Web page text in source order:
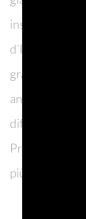
inserisce la
d’Italia – un
grande
anche in
diffondere la
Prosecco
più ampio.